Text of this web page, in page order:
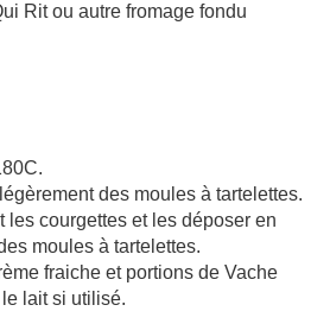
Rit ou autre fromage fondu
des moules à tartelettes.
les courgettes et les déposer en
moules à tartelettes.
fraiche et portions de Vache
lait si utilisé.